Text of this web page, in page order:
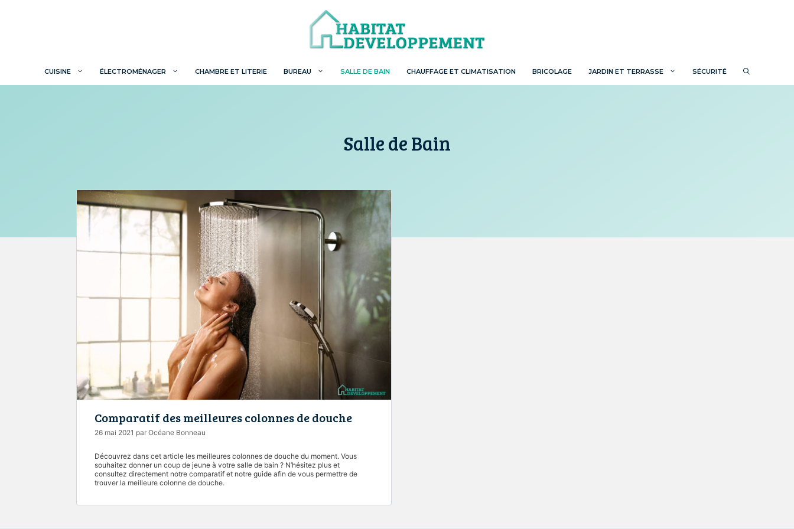
CUISINE ÉLECTROMÉNAGER CHAMBRE ET LITERIE BUREAU SALLE DE BAIN CHAUFFAGE ET CLIMATISATION BRICOLAGE JARDIN ET TERRASSE SÉCURITÉ
Salle de Bain
Comparatif des meilleures colonnes de douche
26 mai 2021 par Océane Bonneau
Découvrez dans cet article les meilleures colonnes de douche du moment. Vous
souhaitez donner un coup de jeune à votre salle de bain ? N’hésitez plus et
consultez directement notre comparatif et notre guide afin de vous permettre de
trouver la meilleure colonne de douche.